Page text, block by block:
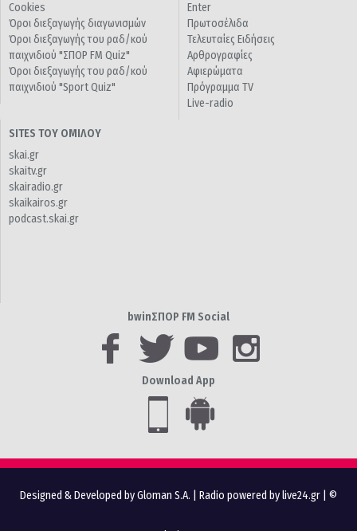
Cookies
Όροι διεξαγωγής διαγωνισμών
Όροι διεξαγωγής του ραδ/κού
παιχνιδιού "ΣΠΟΡ FM Quiz"
Όροι διεξαγωγής του ραδ/κού
παιχνιδιού "Sport Quiz"
Enter
Πρωτοσέλιδα
Τελευταίες Ειδήσεις
Αρθρογραφίες
Αφιερώματα
Πρόγραμμα TV
Live-radio
SITES ΤΟΥ ΟΜΙΛΟΥ
skai.gr
skaitv.gr
skairadio.gr
skaikairos.gr
podcast.skai.gr
bwinΣΠΟΡ FM Social
Download App
Designed & Developed by Gloman S.A. Radio powered by live24.gr | ©